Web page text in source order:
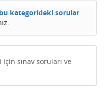
bu kategorideki sorular
sınav soruları ve